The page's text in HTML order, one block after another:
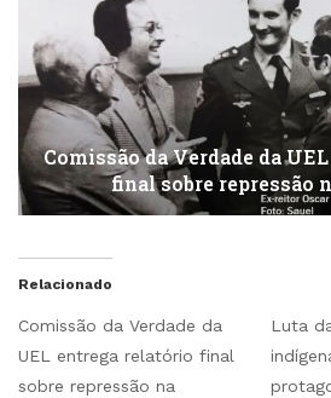
Comissão da Verdade da
final sobre repressão
Relacionado
Comissão da Verdade da
UEL entrega relatório final
sobre repressão na
Luta